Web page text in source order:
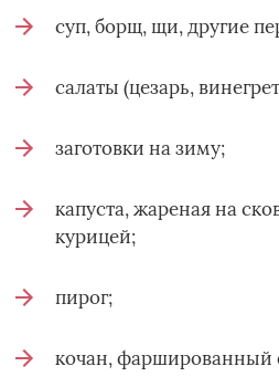
суп, борщ, щи, другие
салаты (цезарь,
заготовки на зиму;
капуста, жареная на
курицей;
пирог;
кочан,